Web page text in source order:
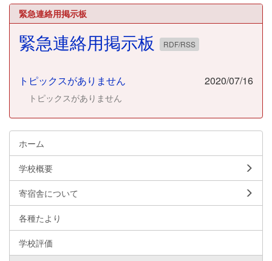
緊急連絡用掲示板
緊急連絡用掲示板 RDF/RSS
トピックスがありません 2020/07/16
トピックスがありません
ホーム
学校概要
寄宿舎について
各種たより
学校評価